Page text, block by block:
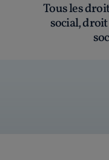
Tous les
social,